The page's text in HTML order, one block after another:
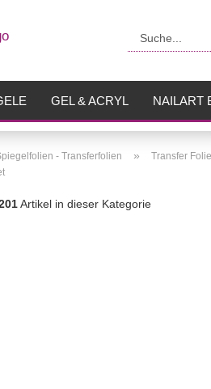
GEL & ACRYL NAILART
- Transferfolien » Transfer
Artikel in dieser Kategorie